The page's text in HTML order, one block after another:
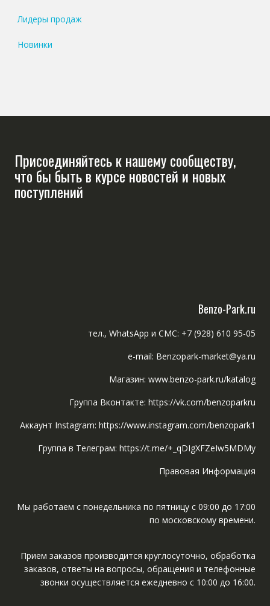
Лидеры продаж
Новинки
Присоединяйтесь к нашему сообществу,
что бы быть в курсе новостей и новых
поступлений
Benzo-Park.ru
тел., WhatsApp и СМС: +7 (928) 610 95-05
e-mail: Benzopark-market@ya.ru
Магазин: www.benzo-park.ru/katalog
Группа Вконтакте: https://vk.com/benzoparkru
Аккаунт Instagram: https://www.instagram.com/benzopark1
Группа в Телеграм: https://t.me/+_qDIgXFZeIw5MDMy
Правовая Информация
Мы работаем с понедельника по пятницу с 09:00 до 17:00
по московскому времени.
Прием заказов производится круглосуточно, обработка
заказов, ответы на вопросы, обращения и телефонные
звонки осуществляется ежедневно с 10:00 до 16:00.